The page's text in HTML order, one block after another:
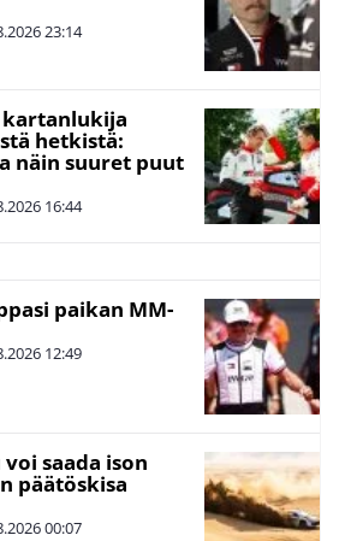
23:14
kartanlukija
hetkistä:
näin suuret puut
16:44
paikan MM-
12:49
saada ison
päätöskisa
00:07